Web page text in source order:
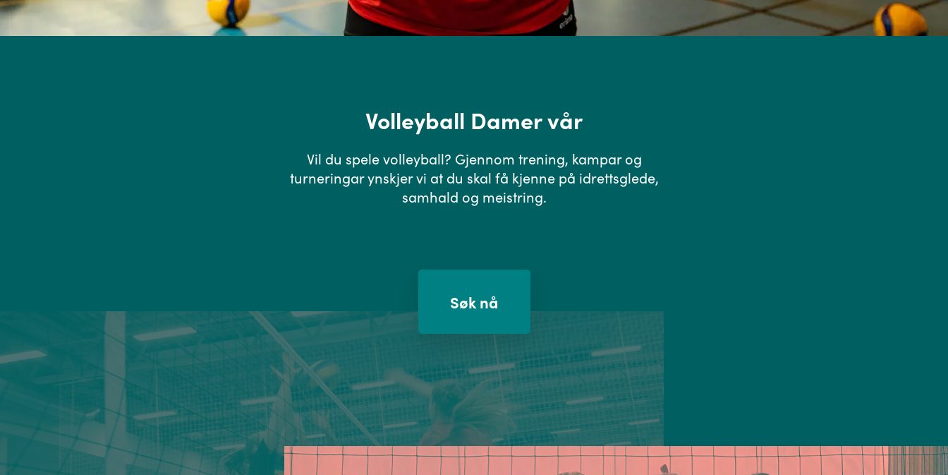
Volleyball Damer vår
Vil du spele volleyball? Gjennom trening, kampar og
turneringar ynskjer vi at du skal få kjenne på idrettsglede,
samhald og meistring.
Søk nå